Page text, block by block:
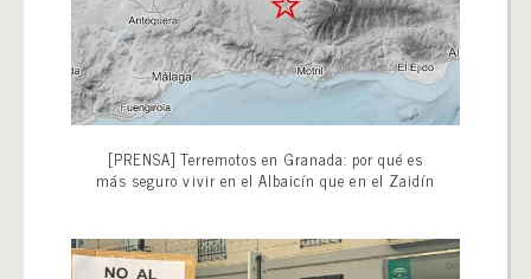
[PRENSA] Terremotos en Granada: por qué es
más seguro vivir en el Albaicín que en el Zaidín